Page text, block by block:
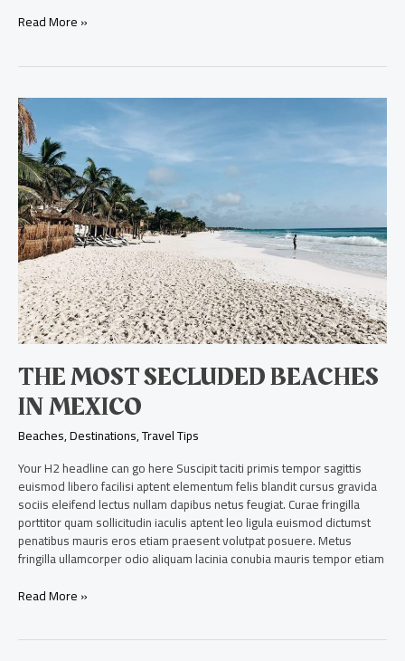
Read More »
THE MOST SECLUDED BEACHES
IN MEXICO
Beaches,Destinations,Travel Tips
Your H2 headline can go here Suscipit taciti primis tempor sagittis
euismod libero facilisi aptent elementum felis blandit cursus gravida
sociis eleifend lectus nullam dapibus netus feugiat. Curae fringilla
porttitor quam sollicitudin iaculis aptent leo ligula euismod dictumst
penatibus mauris eros etiam praesent volutpat posuere. Metus
fringilla ullamcorper odio aliquam lacinia conubia mauris tempor etiam
The
most
secluded
beaches
in
Mexico
Read More »